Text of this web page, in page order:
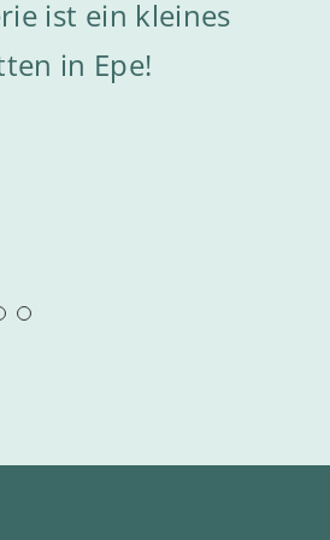
ist ein kleines
in Epe!